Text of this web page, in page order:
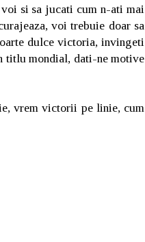
si sa jucati cum n-ati mai
voi trebuie doar sa
dulce victoria, invingeti
titlu mondial, dati-ne motive
vrem victorii pe linie, cum